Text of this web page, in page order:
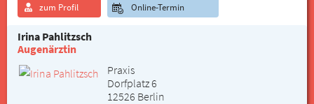
zum Profil Online-Termin
Irina Pahlitzsch
Augenärztin
Praxis
Dorfplatz 6
12526 Berlin